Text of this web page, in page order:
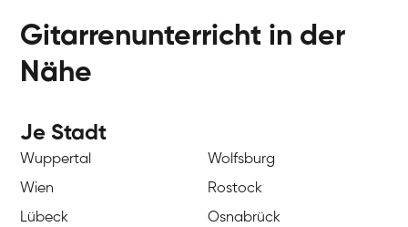
Gitarrenunterricht in der
Nähe
Je Stadt
Wuppertal
Wolfsburg
Wien
Rostock
Lübeck
Osnabrück